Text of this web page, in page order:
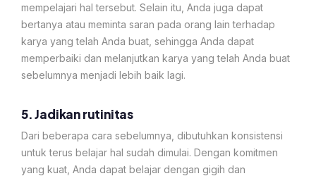
mempelajari hal tersebut. Selain itu, Anda juga dapat
bertanya atau meminta saran pada orang lain terhadap
karya yang telah Anda buat, sehingga Anda dapat
memperbaiki dan melanjutkan karya yang telah Anda buat
sebelumnya menjadi lebih baik lagi.
5. Jadikan rutinitas
Dari beberapa cara sebelumnya, dibutuhkan konsistensi
untuk terus belajar hal sudah dimulai. Dengan komitmen
yang kuat, Anda dapat belajar dengan gigih dan